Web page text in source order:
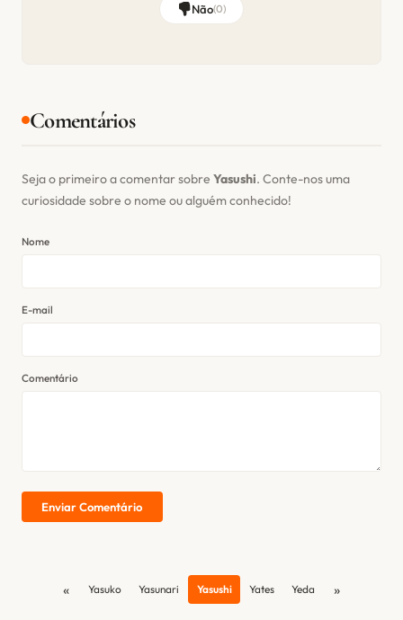
Não(0)
Comentários
Seja o primeiro a comentar sobre Yasushi. Conte-nos uma
curiosidade sobre o nome ou alguém conhecido!
Nome
E-mail
Comentário
Enviar Comentário
« Yasuko Yasunari Yasushi Yates Yeda »